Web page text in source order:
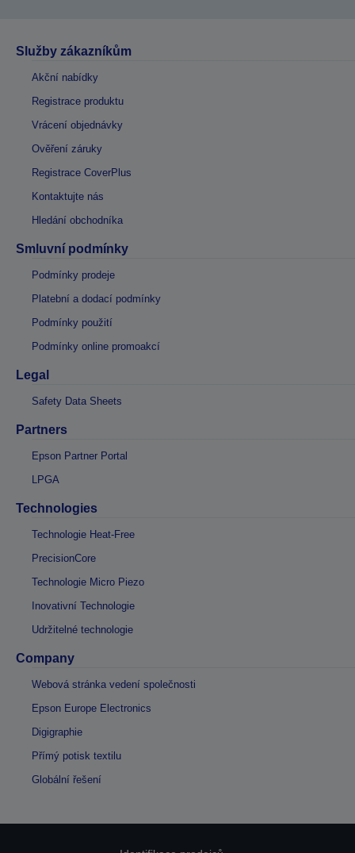
Služby zákazníkům
Akční nabídky
Registrace produktu
Vrácení objednávky
Ověření záruky
Registrace CoverPlus
Kontaktujte nás
Hledání obchodníka
Smluvní podmínky
Podmínky prodeje
Platební a dodací podmínky
Podmínky použití
Podmínky online promoakcí
Legal
Safety Data Sheets
Partners
Epson Partner Portal
LPGA
Technologies
Technologie Heat-Free
PrecisionCore
Technologie Micro Piezo
Inovativní Technologie
Udržitelné technologie
Company
Webová stránka vedení společnosti
Epson Europe Electronics
Digigraphie
Přímý potisk textilu
Globální řešení